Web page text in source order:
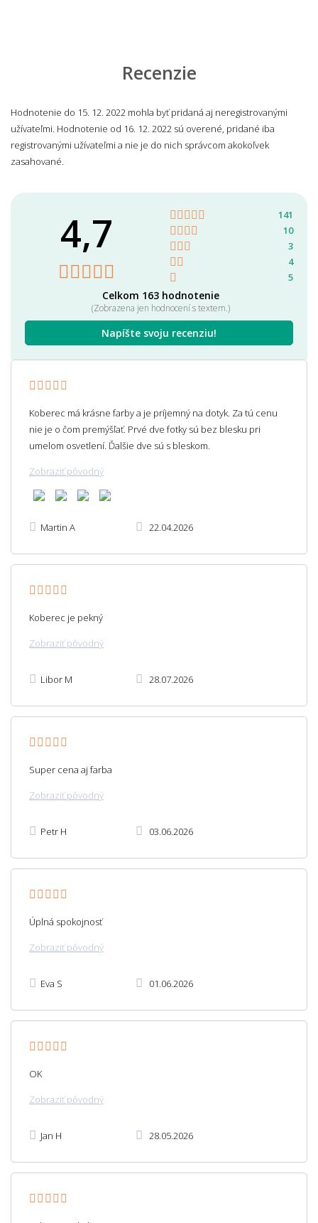
Recenzie
Hodnotenie do 15. 12. 2022 mohla byť pridaná aj neregistrovanými
užívateľmi. Hodnotenie od 16. 12. 2022 sú overené, pridané iba
registrovanými užívateľmi a nie je do nich správcom akokoľvek
zasahované.
4,7
Celkom 163 hodnotenie
(Zobrazena jen hodnocení s textem.)
Napíšte svoju recenziu!
141
10
3
4
5
Koberec má krásne farby a je príjemný na dotyk. Za tú cenu
nie je o čom premýšľať. Prvé dve fotky sú bez blesku pri
umelom osvetlení. Ďalšie dve sú s bleskom.
Zobraziť pôvodný
Martin A 22.04.2026
Koberec je pekný
Zobraziť pôvodný
Libor M 28.07.2026
Super cena aj farba
Zobraziť pôvodný
Petr H 03.06.2026
Úplná spokojnosť
Zobraziť pôvodný
Eva S 01.06.2026
OK
Zobraziť pôvodný
Jan H 28.05.2026